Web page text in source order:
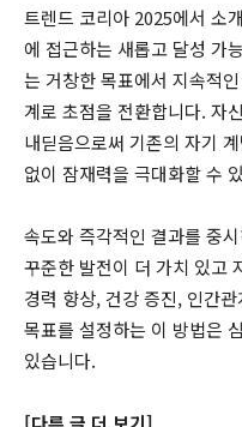
트렌드 코리아 2025에서 소
에 접근하는 새롭고 달성 가
는 거창한 목표에서 지속적
계로 초점을 전환합니다. 자
내딛음으로써 기존의 자기
없이 잠재력을 극대화할 수
속도와 즉각적인 결과를 중
꾸준한 발전이 더 가치 있고
경력 향상, 건강 증진, 인간
목표를 설정하는 이 방법은
있습니다.